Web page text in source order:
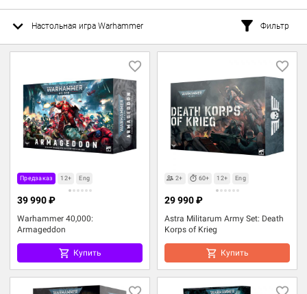
Настольная игра Warhammer Фильтр
Предзаказ 12+ Eng
Warhammer 40,000:
Armageddon
39 990 ₽
Купить
2+ 60+ 12+ Eng
Astra Militarum Army Set: Death
Korps of Krieg
29 990 ₽
Купить